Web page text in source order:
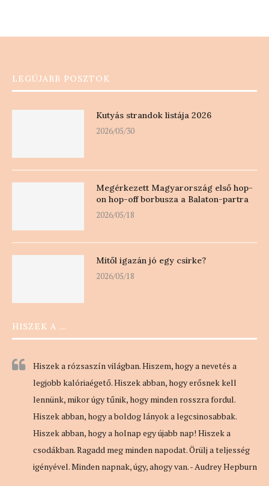
LEGÚJABB POSZTOK
Kutyás strandok listája 2026
2026/05/30
Megérkezett Magyarország első hop-
on hop-off borbusza a Balaton-partra
2026/05/18
Mitől igazán jó egy csirke?
2026/05/18
HISZEK A …
Hiszek a rózsaszín világban. Hiszem, hogy a nevetés a
legjobb kalóriaégető. Hiszek abban, hogy erősnek kell
lennünk, mikor úgy tűnik, hogy minden rosszra fordul.
Hiszek abban, hogy a boldog lányok a legcsinosabbak.
Hiszek abban, hogy a holnap egy újabb nap! Hiszek a
csodákban. Ragadd meg minden napodat. Örülj a teljesség
igényével. Minden napnak, úgy, ahogy van. - Audrey Hepburn